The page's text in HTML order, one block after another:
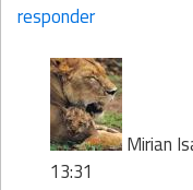
responder
Mirian
13:31